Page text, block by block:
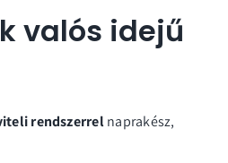
valós idejű
rendszerrelnaprakész,